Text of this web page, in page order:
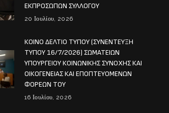
ΕΚΠΡΟΣΩΠΩΝ ΣΥΛΛΟΓΟΥ
20 Ιουλίου, 2026
ΚΟΙΝΟ ΔΕΛΤΙΟ ΤΥΠΟΥ (ΣΥΝΕΝΤΕΥΞΗ
ΤΥΠΟΥ 16/7/2026) ΣΩΜΑΤΕΙΩΝ
ΥΠΟΥΡΓΕΙΟΥ ΚΟΙΝΩΝΙΚΗΣ ΣΥΝΟΧΗΣ ΚΑΙ
ΟΙΚΟΓΕΝΕΙΑΣ ΚΑΙ ΕΠΟΠΤΕΥΟΜΕΝΩΝ
ΦΟΡΕΩΝ ΤΟΥ
16 Ιουλίου, 2026